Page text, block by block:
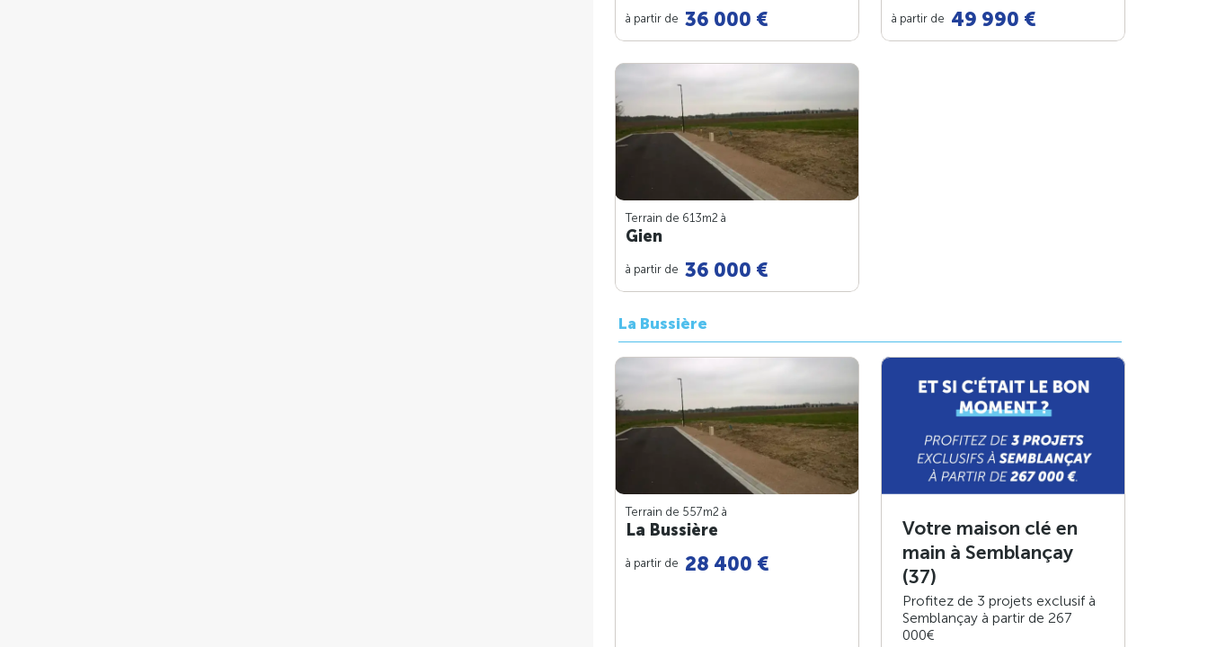
à partir de 36 000 € à partir de 49 990 €
Terrain de 613m2 à
Gien
à partir de 36 000 €
La Bussière
Terrain de 557m2 à
La Bussière
à partir de 28 400 €
Votre maison clé en
main à Semblançay
(37)
Profitez de 3 projets exclusif à
Semblançay à partir de 267
000€